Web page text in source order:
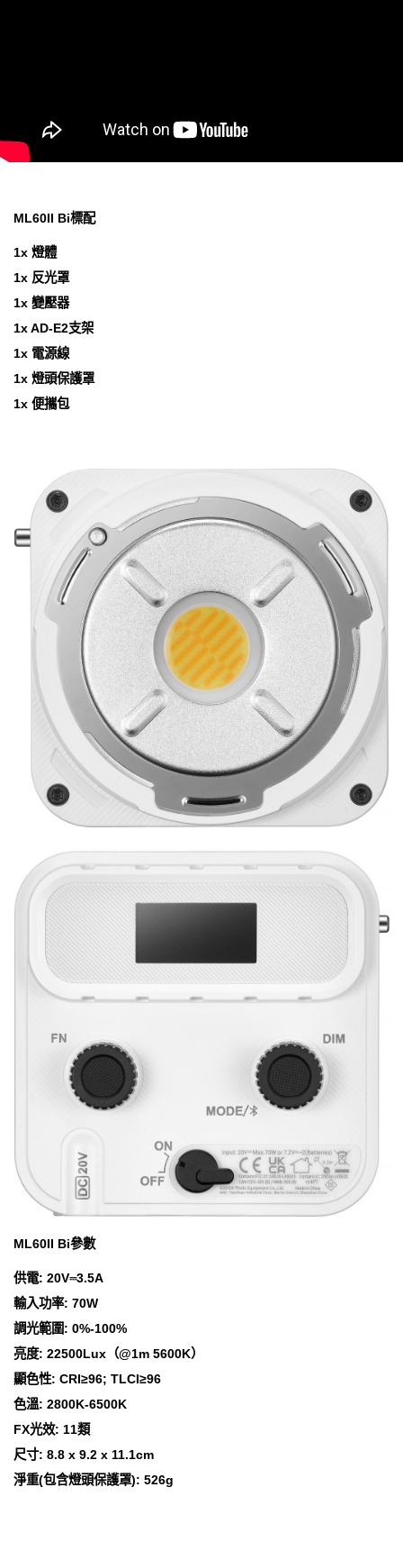
ML60II Bi標配
1x 燈體
1x 反光罩
1x 變壓器
1x AD-E2支架
1x 電源線
1x 燈頭保護罩
1x 便攜包
ML60II Bi參數
供電: 20V⎓3.5A
輸入功率: 70W
調光範圍: 0%-100%
亮度: 22500Lux（@1m 5600K）
顯色性: CRI≥96; TLCI≥96
色溫: 2800K-6500K
FX光效: 11類
尺寸: 8.8 x 9.2 x 11.1cm
淨重(包含燈頭保護罩): 526g